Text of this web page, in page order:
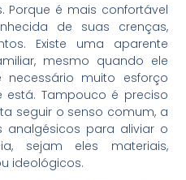
Porque é mais confortável
de suas crenças,
Existe uma aparente
mesmo quando ele
necessário muito esforço
Tampouco é preciso
seguir o senso comum, a
analgésicos para aliviar o
sejam eles materiais,
ideológicos.